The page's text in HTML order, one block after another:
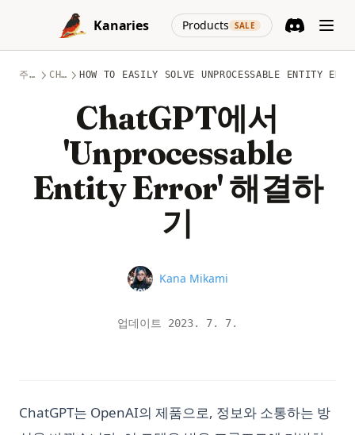
Skip to content
Kanaries
Products SALE
(opens in a
주제 CHATGPT HOW TO EASILY SOLVE UNPROCESSABLE ENTITY
ChatGPT에서
'Unprocessable
Entity Error' 해결하
기
Name
Kana Mikami
업데이트 2023. 7. 7.
ChatGPT는 OpenAI의 제품으로, 정보와 소통하는 방